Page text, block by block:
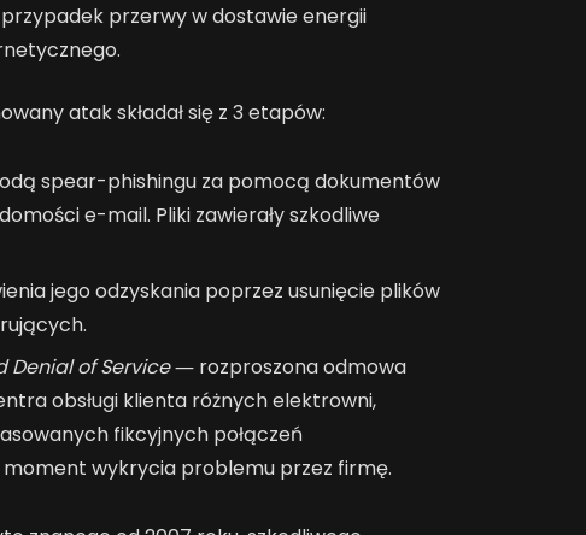
przerwy w dostawie energii
atak składał się z 3 etapów:
spear-phishingu za pomocą dokumentów
e-mail. Pliki zawierały szkodliwe
jego odzyskania poprzez usunięcie plików
Denial of Service― rozproszona odmowa
obsługi klienta różnych elektrowni,
fikcyjnych połączeń
wykrycia problemu przez firmę.